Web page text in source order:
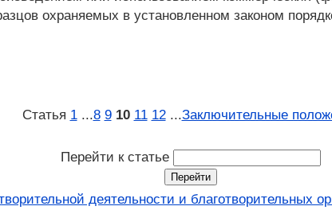
охраняемых в установленном законом
Статья 1 ...8 9 10 11 12 ...Заключительные
Перейти к статье
деятельности и благотворительных